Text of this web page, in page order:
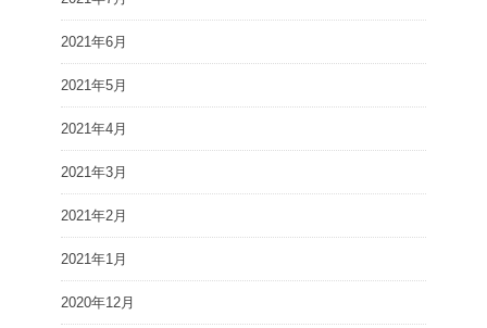
2021年6月
2021年5月
2021年4月
2021年3月
2021年2月
2021年1月
2020年12月